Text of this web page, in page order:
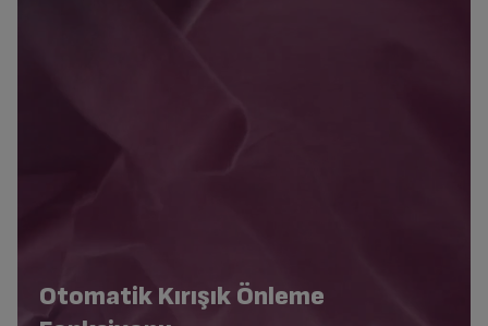
Otomatik Kırışık Önleme